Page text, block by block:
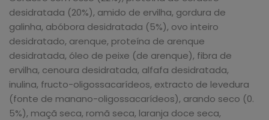
desidratada (20%), amido de ervilha, gordura de
galinha, abóbora desidratada (5%), ovo inteiro
desidratado, arenque, proteína de arenque
desidratada, óleo de peixe (de arenque), fibra de
ervilha, cenoura desidratada, alfafa desidratada,
inulina, fructo-oligossacarídeos, extracto de levedura
(fonte de manano-oligossacarídeos), arando seco (0.
5%), maçã seca, romã seca, laranja doce seca,